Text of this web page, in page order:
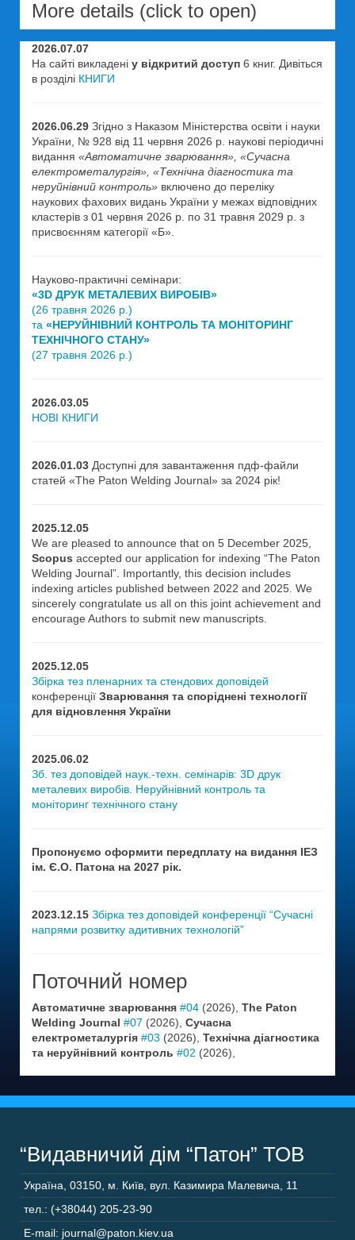
More details (click to open)
2026.07.07
На сайті викладені у відкритий доступ 6 книг. Дивіться
в розділі КНИГИ
2026.06.29 Згідно з Наказом Міністерства освіти і науки
України, № 928 від 11 червня 2026 р. наукові періодичні
видання «Автоматичне зварювання», «Сучасна
електрометалургія», «Технічна діагностика та
неруйнівний контроль» включено до переліку
наукових фахових видань України у межах відповідних
кластерів з 01 червня 2026 р. по 31 травня 2029 р. з
присвоєнням категорії «Б».
Науково-практичні семінари:
«3D ДРУК МЕТАЛЕВИХ ВИРОБІВ»
(26 травня 2026 р.)
та «НЕРУЙНІВНИЙ КОНТРОЛЬ ТА МОНІТОРИНГ
ТЕХНІЧНОГО СТАНУ»
(27 травня 2026 р.)
2026.03.05
НОВІ КНИГИ
2026.01.03 Доступні для завантаження пдф-файли
статей «The Paton Welding Journal» за 2024 рік!
2025.12.05
We are pleased to announce that on 5 December 2025,
Scopus accepted our application for indexing “The Paton
Welding Journal”. Importantly, this decision includes
indexing articles published between 2022 and 2025. We
sincerely congratulate us all on this joint achievement and
encourage Authors to submit new manuscripts.
2025.12.05
Збірка тез пленарних та стендових доповідей
конференції Зварювання та споріднені технології
для відновлення України
2025.06.02
Зб. тез доповідей наук.-техн. семінарів: 3D друк
металевих виробів. Неруйнівний контроль та
моніторинг технічного стану
Пропонуємо оформити передплату на видання ІЕЗ
ім. Є.О. Патона на 2027 рік.
2023.12.15 Збірка тез доповідей конференції “Сучасні
напрями розвитку адитивних технологій”
Поточний номер
Автоматичне зварювання #04 (2026), The Paton
Welding Journal #07 (2026), Сучасна
електрометалургія #03 (2026), Технічна діагностика
та неруйнівний контроль #02 (2026),
“Видавничий дім “Патон” ТОВ
Україна 03150 м. Київ, вул. Казимира Малевича, 11
тел.: (+38044) 205-23-90
E-mail: journal@paton.kiev.ua